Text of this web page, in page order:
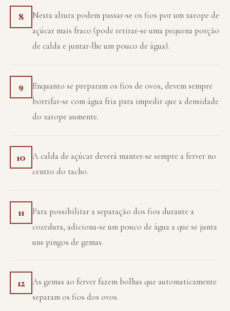
8
Nesta altura podem passar-se os fios por um xarope de
açúcar mais fraco (pode retirar-se uma pequena porção
de calda e juntar-lhe um pouco de água).
9
Enquanto se preparam os fios de ovos, devem sempre
borrifar-se com água fria para impedir que a densidade
do xarope aumente.
10
A calda de açúcar deverá manter-se sempre a ferver no
centro do tacho.
11
Para possibilitar a separação dos fios durante a
cozedura, adiciona-se um pouco de água a que se junta
uns pingos de gemas.
12
As gemas ao ferver fazem bolhas que automaticamente
separam os fios dos ovos.